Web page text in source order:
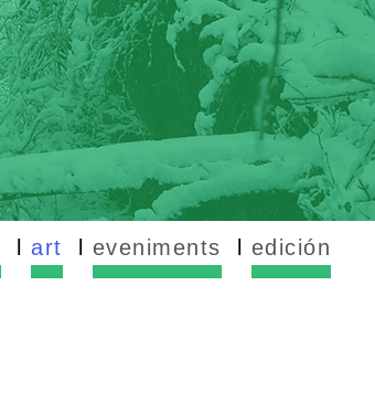
art eveniments edición